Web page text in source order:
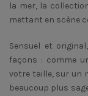
la mer, la
mettant en scène
Sensuel et
façons : comme
votre taille, sur un
beaucoup plus